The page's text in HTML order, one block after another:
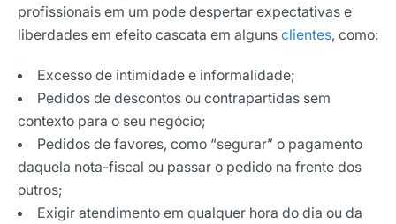
profissionais em um pode despertar expectativas e
liberdades em efeito cascata em alguns clientes, como:
Excesso de intimidade e informalidade;
Pedidos de descontos ou contrapartidas sem
contexto para o seu negócio;
Pedidos de favores, como “segurar” o pagamento
daquela nota-fiscal ou passar o pedido na frente dos
outros;
Exigir atendimento em qualquer hora do dia ou da